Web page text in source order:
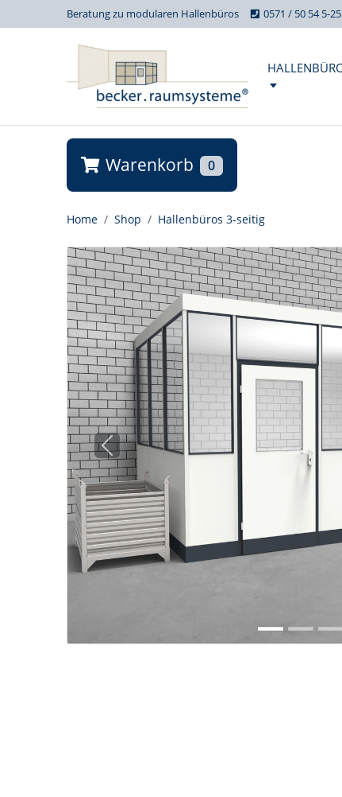
Beratung zu modularen Hallenbüros 0571 / 50 54 5-25
Warenkorb 0
Home Shop Hallenbüros 3-seitig
Previous